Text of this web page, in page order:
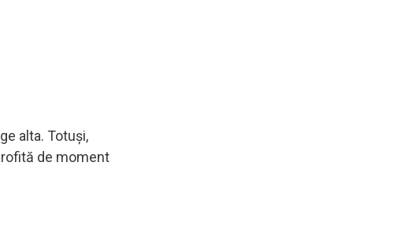
alta. Totuși,
de moment